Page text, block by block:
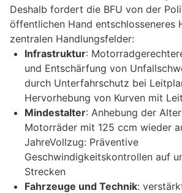
Deshalb fordert die BFU von der
öffentlichen Hand entschlosseneres
zentralen Handlungsfelder:
Infrastruktur:
und Entschärfung von
durch Unterfahrschutz bei
Hervorhebung von Kurven mit
Mindestalter: Anhebung der
Motorräder mit 125 ccm wieder
JahreVollzug: Präventive
Geschwindigkeitskontrollen auf
Strecken
Fahrzeuge und Technik: